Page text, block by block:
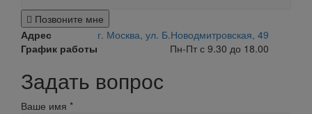
Позвоните мне
Адрес
г. Москва, ул. Б.Новодмитровская, 49
График работы
Пн-Пт с 9.30 до 18.00
Задать вопрос
Ваше имя *